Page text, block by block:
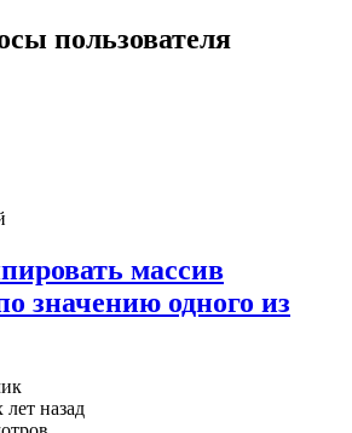
пользователя
массив
значению одного из
лет назад